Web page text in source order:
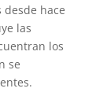
hace
las
los
se